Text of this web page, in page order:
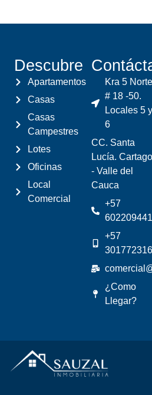
Descubre
Apartamentos
Casas
Casas
Campestres
Lotes
Oficinas
Local
Comercial
Kra 5 Norte
# 18 -50.
Locales 5 y
6
CC. Santa
Lucía. Cartago
- Valle del
Cauca
+57
+57
¿Como
Llegar?